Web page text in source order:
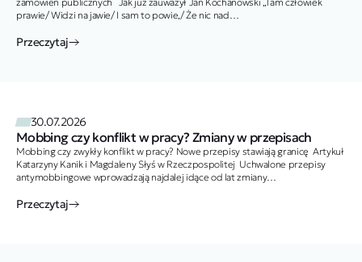
prawie/ Widzi na jawie/ I sam to powie,/ Że nic nad
Przeczytaj
30.07.2026
Mobbing czy konflikt w pracy? Zmiany w przepisach
Mobbing czy zwykły konflikt w pracy? Nowe przepisy stawiają granicę Artykuł
Katarzyny Kanik i Magdaleny Słyś w Rzeczpospolitej Uchwalone przepisy
antymobbingowe wprowadzają najdalej idące od lat zmiany…
Przeczytaj